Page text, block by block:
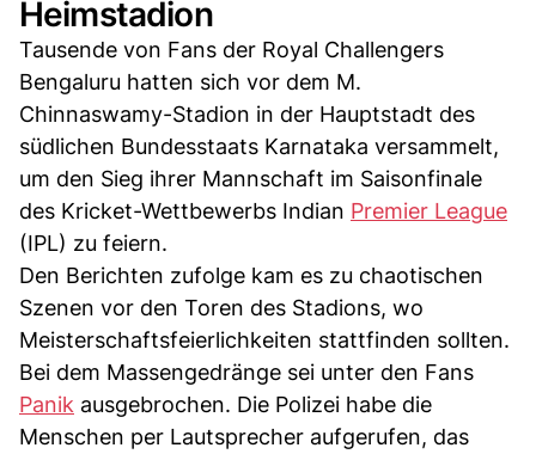
Heimstadion
Tausende von Fans der Royal Challengers
Bengaluru hatten sich vor dem M.
Chinnaswamy-Stadion in der Hauptstadt des
südlichen Bundesstaats Karnataka versammelt,
um den Sieg ihrer Mannschaft im Saisonfinale
des Kricket-Wettbewerbs Indian Premier League
(IPL) zu feiern.
Den Berichten zufolge kam es zu chaotischen
Szenen vor den Toren des Stadions, wo
Meisterschaftsfeierlichkeiten stattfinden sollten.
Bei dem Massengedränge sei unter den Fans
Panik ausgebrochen. Die Polizei habe die
Menschen per Lautsprecher aufgerufen, das